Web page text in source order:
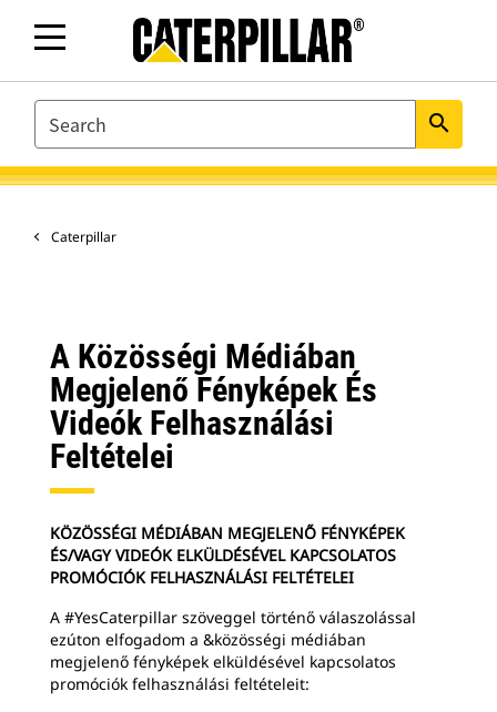
SEARCH search
Caterpillar
A Közösségi Médiában
Megjelenő Fényképek És
Videók Felhasználási
Feltételei
KÖZÖSSÉGI MÉDIÁBAN MEGJELENŐ FÉNYKÉPEK
ÉS/VAGY VIDEÓK ELKÜLDÉSÉVEL KAPCSOLATOS
PROMÓCIÓK FELHASZNÁLÁSI FELTÉTELEI
A #YesCaterpillar szöveggel történő válaszolással
ezúton elfogadom a &közösségi médiában
megjelenő fényképek elküldésével kapcsolatos
promóciók felhasználási feltételeit: